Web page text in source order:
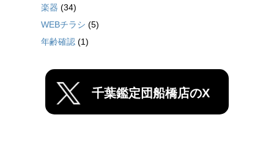
楽器 (34)
WEBチラシ (5)
年齢確認 (1)
千葉鑑定団船橋店のX